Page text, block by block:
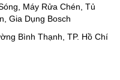
Máy Rửa Chén, Tủ
Gia Dụng Bosch
Bình Thạnh, TP. Hồ Chí